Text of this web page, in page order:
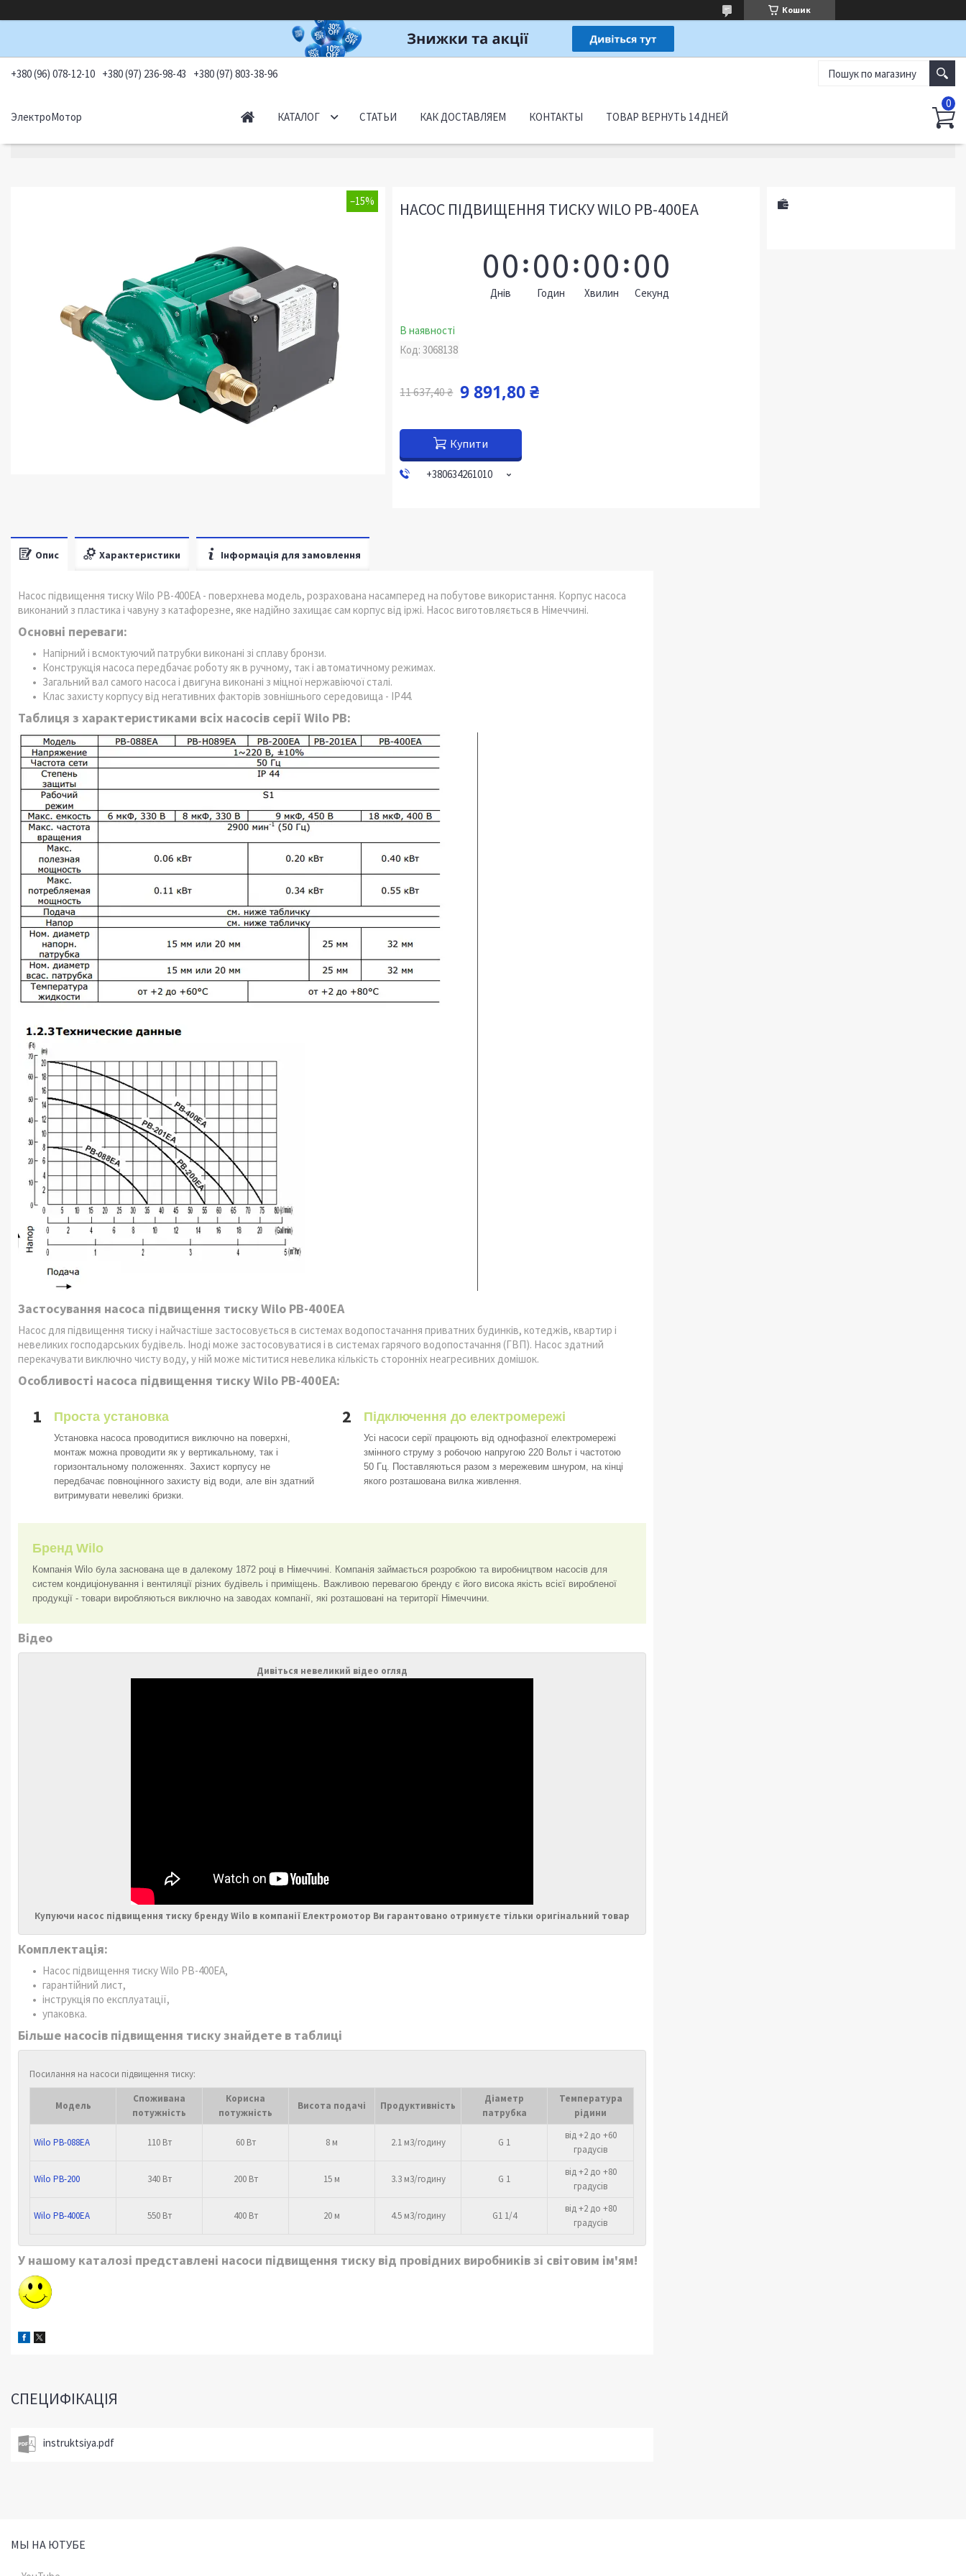
Кошик
+380 (96) 078-12-10 +380 (97) 236-98-43 +380 (97) 803-38-96
ЭлектроМотор КАТАЛОГ СТАТЬИ КАК ДОСТАВЛЯЕМ КОНТАКТЫ ТОВАР ВЕРНУТЬ 14 ДНЕЙ
–15% НАСОС ПІДВИЩЕННЯ ТИСКУ WILO PB-400EA
00
Днів
00
Годин
00
Хвилин
00
Секунд
В наявності
Код:3068138
11 637,40 ₴ 9 891,80 ₴
Купити
+380634261010
Опис Характеристики Інформація для замовлення
Насос підвищення тиску Wilo PB-400EA - поверхнева модель, розрахована насамперед на побутове використання. Корпус насоса
виконаний з пластика і чавуну з катафорезне, яке надійно захищає сам корпус від іржі. Насос виготовляється в Німеччині.
Основні переваги:
Напірний і всмоктуючий патрубки виконані зі сплаву бронзи.
Конструкція насоса передбачає роботу як в ручному, так і автоматичному режимах.
Загальний вал самого насоса і двигуна виконані з міцної нержавіючої сталі.
Клас захисту корпусу від негативних факторів зовнішнього середовища - IP44.
Таблиця з характеристиками всіх насосів серії Wilo PB:
Застосування насоса підвищення тиску Wilo PB-400EA
Насос для підвищення тиску і найчастіше застосовується в системах водопостачання приватних будинків, котеджів, квартир і
невеликих господарських будівель. Іноді може застосовуватися і в системах гарячого водопостачання (ГВП). Насос здатний
перекачувати виключно чисту воду, у ній може міститися невелика кількість сторонніх неагресивних домішок.
Особливості насоса підвищення тиску Wilo PB-400EA:
1 Проста установка
Установка насоса проводитися виключно на поверхні,
монтаж можна проводити як у вертикальному, так і
горизонтальному положеннях. Захист корпусу не
передбачає повноцінного захисту від води, але він здатний
витримувати невеликі бризки.
2 Підключення до електромережі
Усі насоси серії працюють від однофазної електромережі
змінного струму з робочою напругою 220 Вольт і частотою
50 Гц. Поставляються разом з мережевим шнуром, на кінці
якого розташована вилка живлення.
Бренд Wilo
Компанія Wilo була заснована ще в далекому 1872 році в Німеччині. Компанія займається розробкою та виробництвом насосів для
систем кондиціонування і вентиляції різних будівель і приміщень. Важливою перевагою бренду є його висока якість всієї виробленої
продукції - товари виробляються виключно на заводах компанії, які розташовані на території Німеччини.
Відео
Дивіться невеликий відео огляд
Купуючи насос підвищення тиску бренду Wilo в компанії Електромотор Ви гарантовано отримуєте тільки оригінальний товар
Комплектація:
Насос підвищення тиску Wilo PB-400EA,
гарантійний лист,
інструкція по експлуатації,
упаковка.
Більше насосів підвищення тиску знайдете в таблиці
Посилання на насоси підвищення тиску:
Модель
Споживана
потужність
Корисна
потужність
Висота подачі Продуктивність
Діаметр
патрубка
Температура
рідини
Wilo PB-088EA 110 Вт 60 Вт 8 м 2.1 м3/годину G 1
від +2 до +60
градусів
Wilo PB-200 340 Вт 200 Вт 15 м 3.3 м3/годину G 1
від +2 до +80
градусів
Wilo PB-400EA 550 Вт 400 Вт 20 м 4.5 м3/годину G1 1/4
від +2 до +80
градусів
У нашому каталозі представлені насоси підвищення тиску від провідних виробників зі світовим ім'ям!
СПЕЦИФІКАЦІЯ
instruktsiya.pdf
МЫ НА ЮТУБЕ